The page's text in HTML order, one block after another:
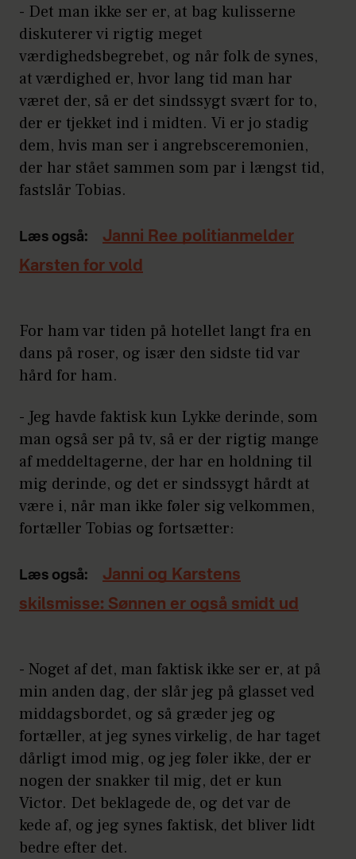
- Det man ikke ser er, at bag kulisserne
diskuterer vi rigtig meget
værdighedsbegrebet, og når folk de synes,
at værdighed er, hvor lang tid man har
været der, så er det sindssygt svært for to,
der er tjekket ind i midten. Vi er jo stadig
dem, hvis man ser i angrebsceremonien,
der har stået sammen som par i længst tid,
fastslår Tobias.
Læs også:
Janni Ree politianmelder
Karsten for vold
For ham var tiden på hotellet langt fra en
dans på roser, og især den sidste tid var
hård for ham.
- Jeg havde faktisk kun Lykke derinde, som
man også ser på tv, så er der rigtig mange
af meddeltagerne, der har en holdning til
mig derinde, og det er sindssygt hårdt at
være i, når man ikke føler sig velkommen,
fortæller Tobias og fortsætter:
Læs også:
Janni og Karstens
skilsmisse: Sønnen er også smidt ud
- Noget af det, man faktisk ikke ser er, at på
min anden dag, der slår jeg på glasset ved
middagsbordet, og så græder jeg og
fortæller, at jeg synes virkelig, de har taget
dårligt imod mig, og jeg føler ikke, der er
nogen der snakker til mig, det er kun
Victor. Det beklagede de, og det var de
kede af, og jeg synes faktisk, det bliver lidt
bedre efter det.